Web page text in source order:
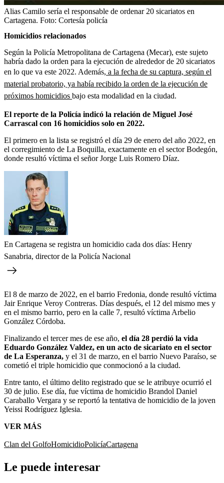
Alias Camilo sería el responsable de ordenar 20 sicariatos en
Cartagena. Foto: Cortesía policía
Homicidios relacionados
Según la Policía Metropolitana de Cartagena (Mecar), este sujeto
habría dado la orden para la ejecución de alrededor de 20 sicariatos
en lo que va este 2022. Además, a la fecha de su captura, según el
material probatorio, ya había recibido la orden de la ejecución de
próximos homicidios bajo esta modalidad en la ciudad.
El reporte de la Policía indicó la relación de Miguel José
Carrascal con 16 homicidios solo en 2022.
El primero en la lista se registró el día 29 de enero del año 2022, en
el corregimiento de La Boquilla, exactamente en el sector Bodegón,
donde resultó víctima el señor Jorge Luis Romero Díaz.
En Cartagena se registra un homicidio cada dos días: Henry
Sanabria, director de la Policía Nacional
El 8 de marzo de 2022, en el barrio Fredonia, donde resultó víctima
Jair Enrique Veroy Contreras. Días después, el 12 del mismo mes y
en el mismo barrio, pero en la calle 7, resultó víctima Arbelio
González Córdoba.
Finalizando el tercer mes de ese año, el día 28 perdió la vida
Eduardo González Valdez, en un acto de sicariato en el sector
de La Esperanza, y el 31 de marzo, en el barrio Nuevo Paraíso, se
cometió el triple homicidio que conmocionó a la ciudad.
Entre tanto, el último delito registrado que se le atribuye ocurrió el
30 de julio. Ese día, fue víctima de homicidio Brandol Daniel
Caraballo Vergara y se reportó la tentativa de homicidio de la joven
Yeissi Rodríguez Iglesia.
VER MÁS
Clan del GolfoHomicidioPolicíaCartagena
Le puede interesar